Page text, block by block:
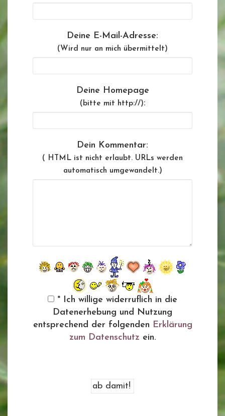
Deine E-Mail-Adresse:
(Wird nur an mich übermittelt)
Deine Homepage
(bitte mit http://):
Dein Kommentar:
( HTML ist nicht erlaubt. URLs werden
automatisch umgewandelt.)
* Ich willige widerruflich in die
Datenerhebung und Nutzung
entsprechend der folgenden Erklärung
zum Datenschutz ein.